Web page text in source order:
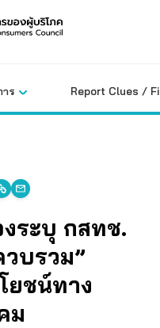
ร Report Clues /
ระบุ กสทช.
บรวม”
ยชน์ทาง
ม